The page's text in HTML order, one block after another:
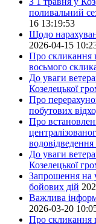
поливальний
16 13:19:53
Щодо
2026-04-15
Про скликання
восьмого
До уваги
Козелецької
Про
побутових
Про
До уваги
Козелецької
Запрошення на
бойових дій
Важлива
2026-03-20
Про скликання